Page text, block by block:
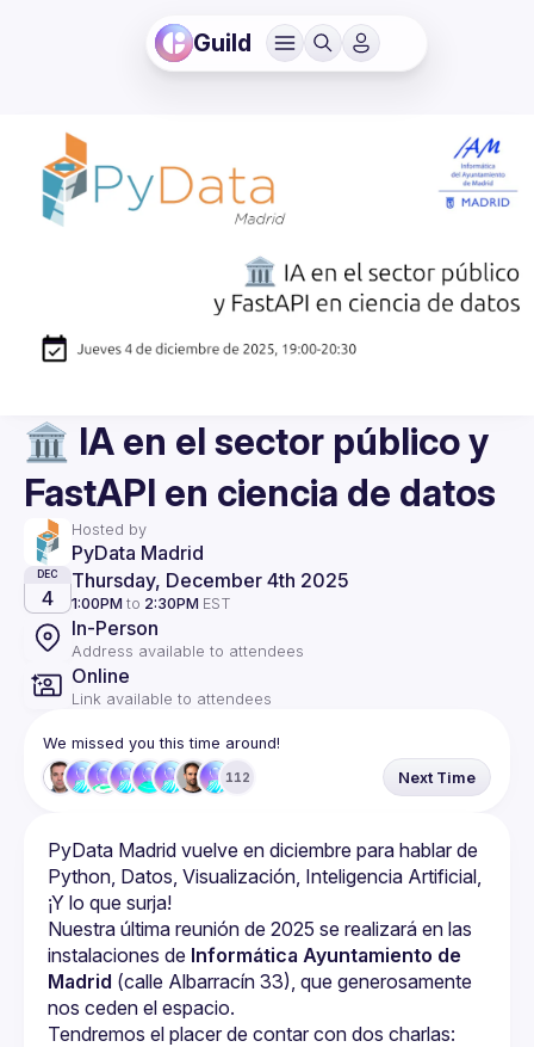
Guild
🏛️ IA en el sector público y
FastAPI en ciencia de datos
Hosted by
PyData Madrid
DEC
4
Thursday, December 4th 2025
1:00PM to 2:30PM EST
In-Person
Address available to attendees
Online
Link available to attendees
We missed you this time around!
112 Next Time
PyData Madrid vuelve en diciembre para hablar de
Python, Datos, Visualización, Inteligencia Artificial,
Nuestra última reunión de 2025 se realizará en las
instalaciones de Informática Ayuntamiento de
Madrid (calle Albarracín 33), que generosamente
nos ceden el espacio.